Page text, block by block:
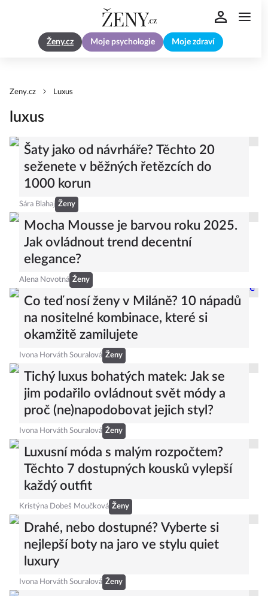
Ženy.cz Moje psychologie Moje zdraví
Zeny.cz Luxus
luxus
Šaty jako od návrháře? Těchto 20
seženete v běžných řetězcích do
1000 korun
Sára Blahaj Ženy
Mocha Mousse je barvou roku 2025.
Jak ovládnout trend decentní
elegance?
Alena Novotná Ženy
Co teď nosí ženy v Miláně? 10 nápadů
na nositelné kombinace, které si
okamžitě zamilujete
Ivona Horváth Souralová Ženy
Tichý luxus bohatých matek: Jak se
jim podařilo ovládnout svět módy a
proč (ne)napodobovat jejich styl?
Ivona Horváth Souralová Ženy
Luxusní móda s malým rozpočtem?
Těchto 7 dostupných kousků vylepší
každý outfit
Kristýna Dobeš Moučková Ženy
Drahé, nebo dostupné? Vyberte si
nejlepší boty na jaro ve stylu quiet
luxury
Ivona Horváth Souralová Ženy